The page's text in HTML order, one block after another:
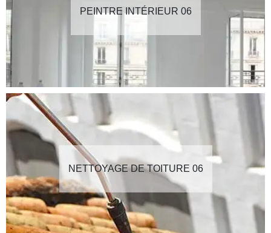
PEINTRE INTÉRIEUR 06
NETTOYAGE DE TOITURE 06